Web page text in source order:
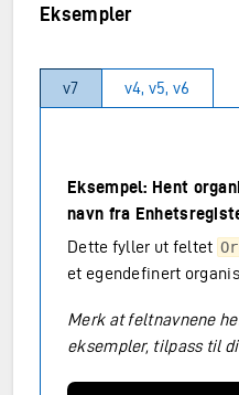
Eksempler
v7 v4, v5, v6
Eksempel: Hent
navn fra
Dette fyller ut feltet
et egendefinert
Merk at feltnavnene
eksempler, tilpass til